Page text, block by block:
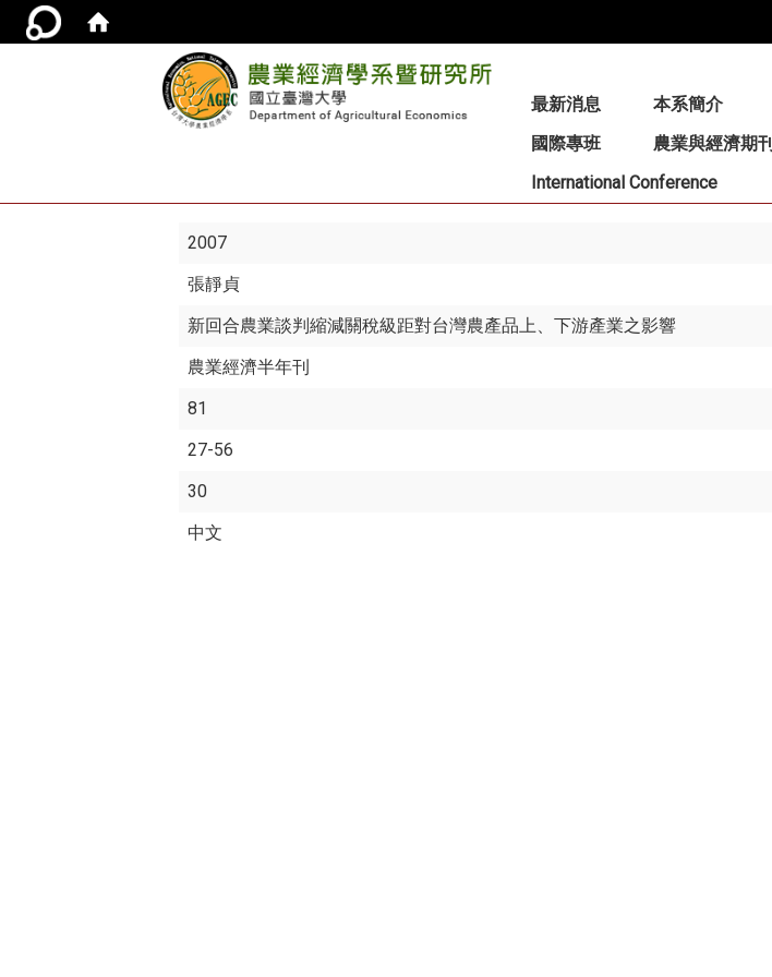
最新消息 本系簡介
國際專班
農業與經濟期刊
International Conference
2007
張靜貞
新回合農業談判縮減關稅級距對台灣農產品上、下游產業之影響
農業經濟半年刊
81
27-56
30
中文